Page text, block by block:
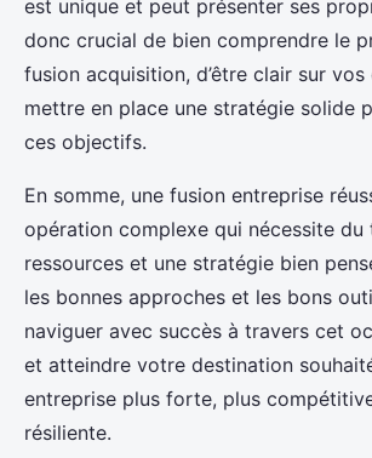
est unique et peut présenter ses
donc crucial de bien comprendre le
fusion acquisition, d’être clair sur
mettre en place une stratégie solide
ces objectifs.
En somme, une fusion entreprise
opération complexe qui nécessite du
ressources et une stratégie bien
les bonnes approches et les bons
naviguer avec succès à travers cet
et atteindre votre destination
entreprise plus forte, plus
résiliente.